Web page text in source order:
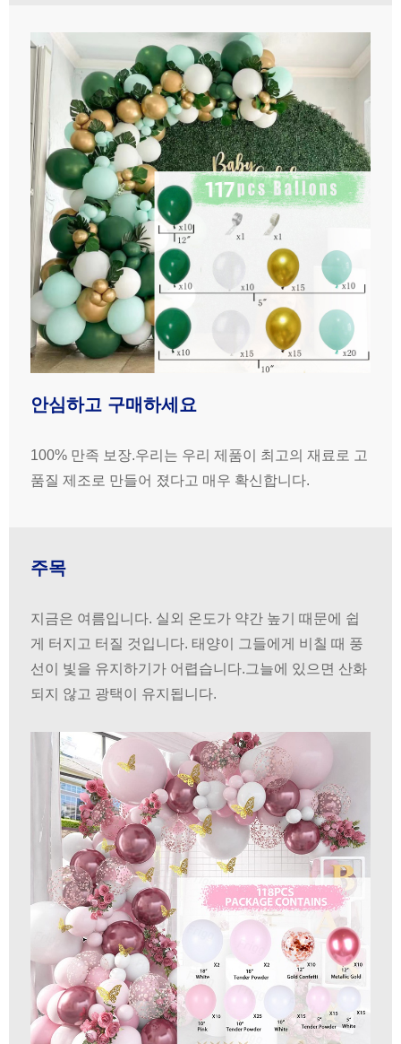
안심하고 구매하세요
100% 만족 보장.우리는 우리 제품이 최고의 재료로 고
품질 제조로 만들어 졌다고 매우 확신합니다.
주목
지금은 여름입니다. 실외 온도가 약간 높기 때문에 쉽
게 터지고 터질 것입니다. 태양이 그들에게 비칠 때 풍
선이 빛을 유지하기가 어렵습니다.그늘에 있으면 산화
되지 않고 광택이 유지됩니다.